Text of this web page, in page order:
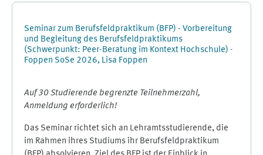
Seminar zum Berufsfeldpraktikum (BFP) - Vorbereitung
und Begleitung des Berufsfeldpraktikums
(Schwerpunkt: Peer-Beratung im Kontext Hochschule) -
Foppen SoSe 2026, Lisa Foppen
Auf 30 Studierende begrenzte Teilnehmerzahl,
Anmeldung erforderlich!
Das Seminar richtet sich an Lehramtsstudierende, die
im Rahmen ihres Studiums ihr Berufsfeldpraktikum